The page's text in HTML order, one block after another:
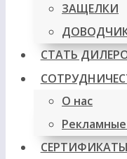
ЗАЩЕЛКИ
СТАТЬ
О нас